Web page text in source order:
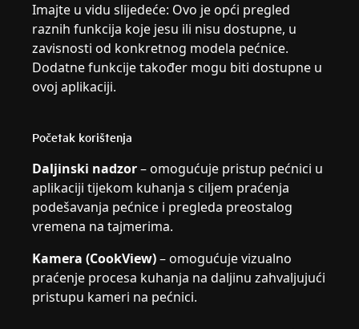
Imajte u vidu slijedeće: Ovo je opći pregled
raznih funkcija koje jesu ili nisu dostupne, u
zavisnosti od konkretnog modela pećnice.
Dodatne funkcije također mogu biti dostupne u
ovoj aplikaciji.
Početak korištenja
Daljinski nadzor– omogućuje pristup pećnici u
aplikaciji tijekom kuhanja s ciljem praćenja
podešavanja pećnice i pregleda preostalog
vremena na tajmerima.
Kamera (CookView)– omogućuje vizualno
praćenje procesa kuhanja na daljinu zahvaljujući
pristupu kameri na pećnici.